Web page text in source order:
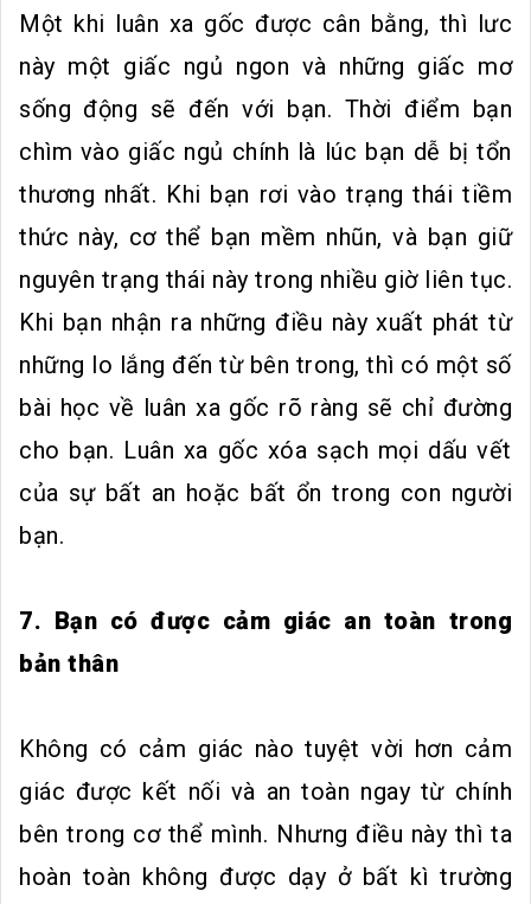
Một khi luân xa gốc được cân bằng, thì lưc
này một giấc ngủ ngon và những giấc mơ
sống động sẽ đến với bạn. Thời điểm bạn
chìm vào giấc ngủ chính là lúc bạn dễ bị tổn
thương nhất. Khi bạn rơi vào trạng thái tiềm
thức này, cơ thể bạn mềm nhũn, và bạn giữ
nguyên trạng thái này trong nhiều giờ liên tục.
Khi bạn nhận ra những điều này xuất phát từ
những lo lắng đến từ bên trong, thì có một số
bài học về luân xa gốc rõ ràng sẽ chỉ đường
cho bạn. Luân xa gốc xóa sạch mọi dấu vết
của sự bất an hoặc bất ổn trong con người
bạn.
7. Bạn có được cảm giác an toàn trong
bản thân
Không có cảm giác nào tuyệt vời hơn cảm
giác được kết nối và an toàn ngay từ chính
bên trong cơ thể mình. Nhưng điều này thì ta
hoàn toàn không được dạy ở bất kì trường